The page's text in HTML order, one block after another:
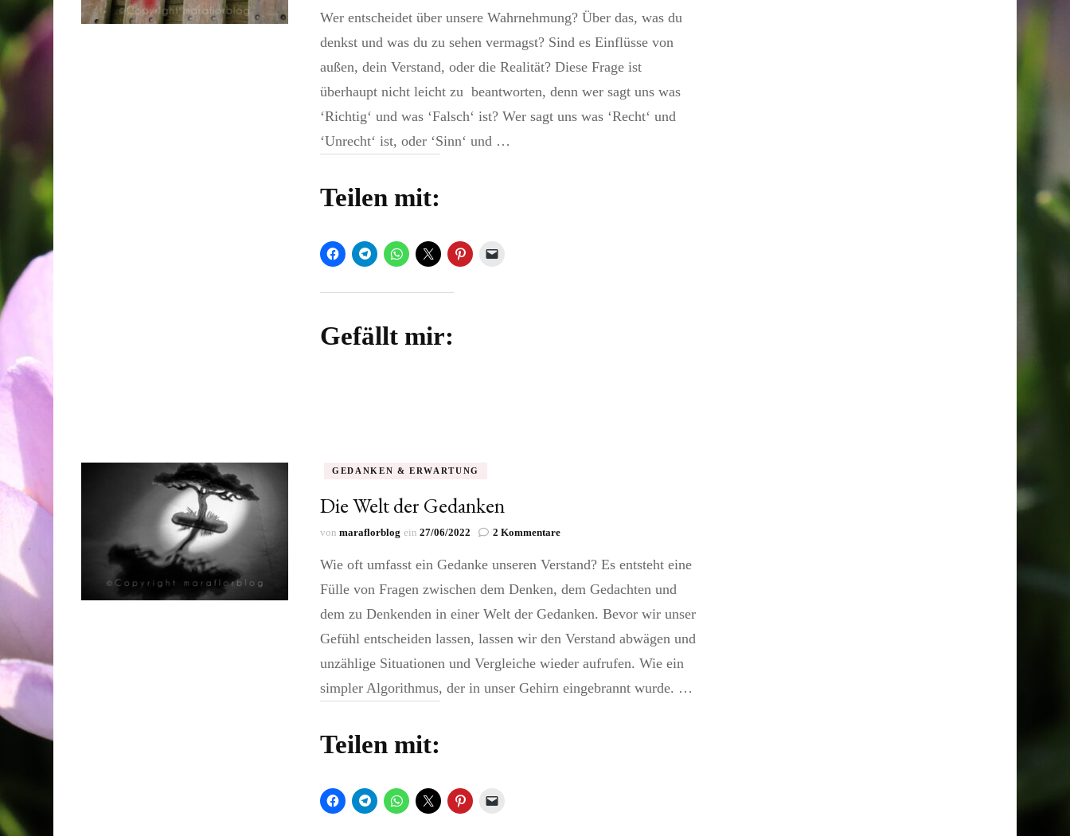
entscheidet
unsere
Wahrnehmung?
Wer entscheidet über unsere Wahrnehmung? Über das, was du
denkst und was du zu sehen vermagst? Sind es Einflüsse von
außen, dein Verstand, oder die Realität? Diese Frage ist
überhaupt nicht leicht zu beantworten, denn wer sagt uns was
‘Richtig‘ und was ‘Falsch‘ ist? Wer sagt uns was ‘Recht‘ und
‘Unrecht‘ ist, oder ‘Sinn‘ und …
Teilen mit:
Gefällt mir:
GEDANKEN & ERWARTUNG
Die Welt der Gedanken
von maraflorblog ein 27/06/2022 2 Kommentarezu
Welt
Gedanken
Wie oft umfasst ein Gedanke unseren Verstand? Es entsteht eine
Fülle von Fragen zwischen dem Denken, dem Gedachten und
dem zu Denkenden in einer Welt der Gedanken. Bevor wir unser
Gefühl entscheiden lassen, lassen wir den Verstand abwägen und
unzählige Situationen und Vergleiche wieder aufrufen. Wie ein
simpler Algorithmus, der in unser Gehirn eingebrannt wurde. …
Teilen mit: